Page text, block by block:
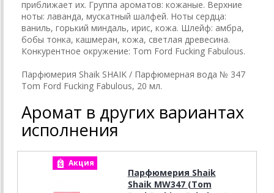
приближает их. Группа ароматов: кожаные. Верхние
ноты: лаванда, мускатный шалфей. Ноты сердца:
ваниль, горький миндаль, ирис, кожа. Шлейф: амбра,
бобы тонка, кашмеран, кожа, светлая древесина.
Конкурентное окружение: Tom Ford Fucking Fabulous.
Парфюмерия Shaik SHAIK / Парфюмерная вода № 347
Tom Ford Fucking Fabulous, 20 мл.
Аромат в других вариантах
исполнения
Акция
Парфюмерия Shaik
Shaik MW347 (Tom